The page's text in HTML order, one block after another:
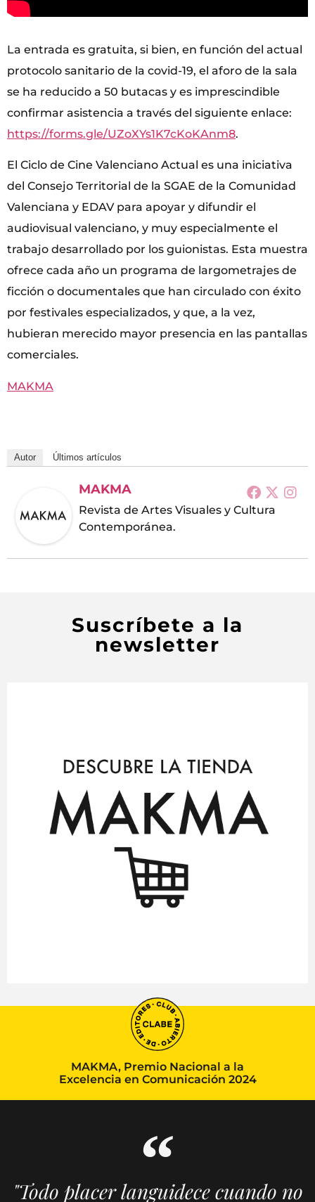
La entrada es gratuita, si bien, en función del actual
protocolo sanitario de la covid-19, el aforo de la sala
se ha reducido a 50 butacas y es imprescindible
confirmar asistencia a través del siguiente enlace:
https://forms.gle/UZoXYs1K7cKoKAnm8.
El Ciclo de Cine Valenciano Actual es una iniciativa
del Consejo Territorial de la SGAE de la Comunidad
Valenciana y EDAV para apoyar y difundir el
audiovisual valenciano, y muy especialmente el
trabajo desarrollado por los guionistas. Esta muestra
ofrece cada año un programa de largometrajes de
ficción o documentales que han circulado con éxito
por festivales especializados, y que, a la vez,
hubieran merecido mayor presencia en las pantallas
comerciales.
MAKMA
Autor Últimos artículos
MAKMA
Revista de Artes Visuales y Cultura
Contemporánea.
Suscríbete a la
newsletter
MAKMA, Premio Nacional a la
Excelencia en Comunicación 2024
"Todo placer languidece cuando no